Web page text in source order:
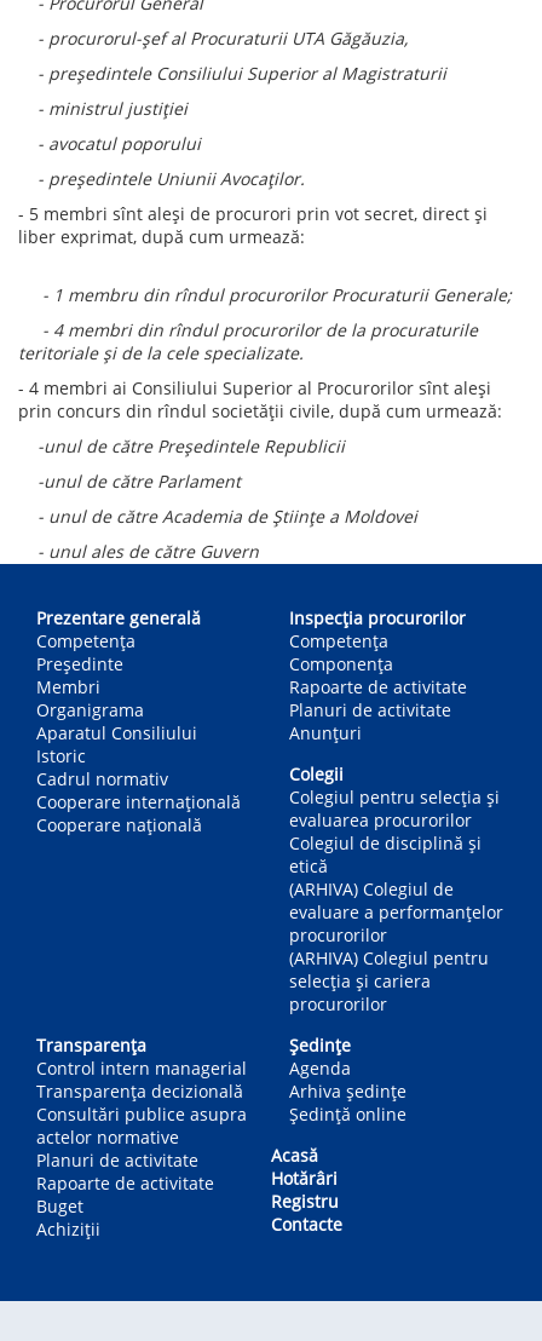
- procurorul-şef al Procuraturii UTA Găgăuzia,
- preşedintele Consiliului Superior al Magistraturii
- ministrul justiţiei
- avocatul poporului
- președintele Uniunii Avocaților.
- 5 membri sînt aleşi de procurori prin vot secret, direct şi
liber exprimat, după cum urmează:
- 1 membru din rîndul procurorilor Procuraturii Generale;
- 4 membri din rîndul procurorilor de la procuraturile
teritoriale şi de la cele specializate.
- 4 membri ai Consiliului Superior al Procurorilor sînt aleşi
prin concurs din rîndul societăţii civile, după cum urmează:
-unul de către Preşedintele Republicii
-unul de către Parlament
- unul de către Academia de Ştiinţe a Moldovei
- unul ales de către Guvern
navigation
Prezentare generală
Competența
Președinte
Membri
Organigrama
Aparatul Consiliului
Istoric
Cadrul normativ
Cooperare internațională
Cooperare națională
Inspecția procurorilor
Competenţa
Componența
Rapoarte de activitate
Planuri de activitate
Anunțuri
Colegii
Colegiul pentru selecția și
evaluarea procurorilor
Colegiul de disciplină și
etică
(ARHIVA) Colegiul de
evaluare a performanțelor
procurorilor
(ARHIVA) Colegiul pentru
selecția și cariera
procurorilor
Transparența
Control intern managerial
Transparența decizională
Consultări publice asupra
actelor normative
Planuri de activitate
Rapoarte de activitate
Buget
Achiziții
Ședințe
Agenda
Arhiva ședințe
Ședință online
Acasă
Hotărâri
Registru
Contacte